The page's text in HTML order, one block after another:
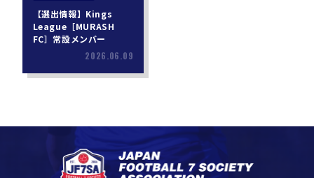
【選出情報】Kings
League［MURASH
FC］常設メンバー
2026.06.09